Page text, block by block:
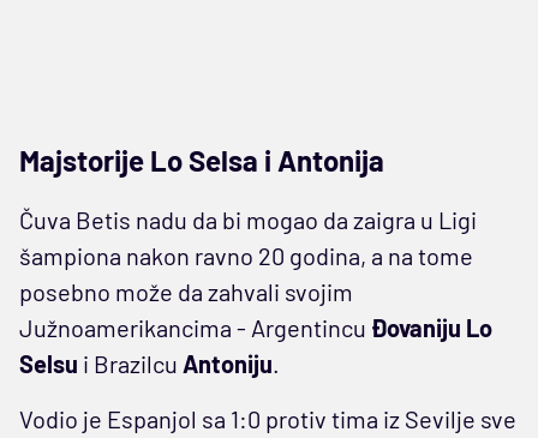
Majstorije Lo Selsa i Antonija
Čuva Betis nadu da bi mogao da zaigra u Ligi
šampiona nakon ravno 20 godina, a na tome
posebno može da zahvali svojim
Južnoamerikancima - Argentincu Đovaniju Lo
Selsu i Brazilcu Antoniju.
Vodio je Espanjol sa 1:0 protiv tima iz Sevilje sve